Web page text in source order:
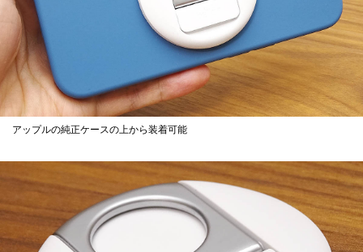
アップルの純正ケースの上から装着可能